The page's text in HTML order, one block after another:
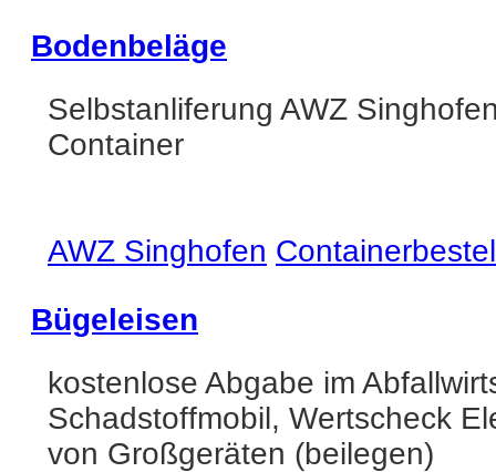
Bodenbeläge
Selbstanliferung AWZ
Container
AWZ Singhofen
Bügeleisen
kostenlose Abgabe im
Schadstoffmobil, Wertscheck
von Großgeräten (beilegen)